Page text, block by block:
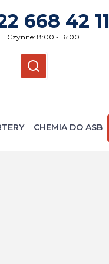
668 42 11
Czynne: 8:00 - 16:00
WyczyśćSzukaj
CHEMIA DO ASB